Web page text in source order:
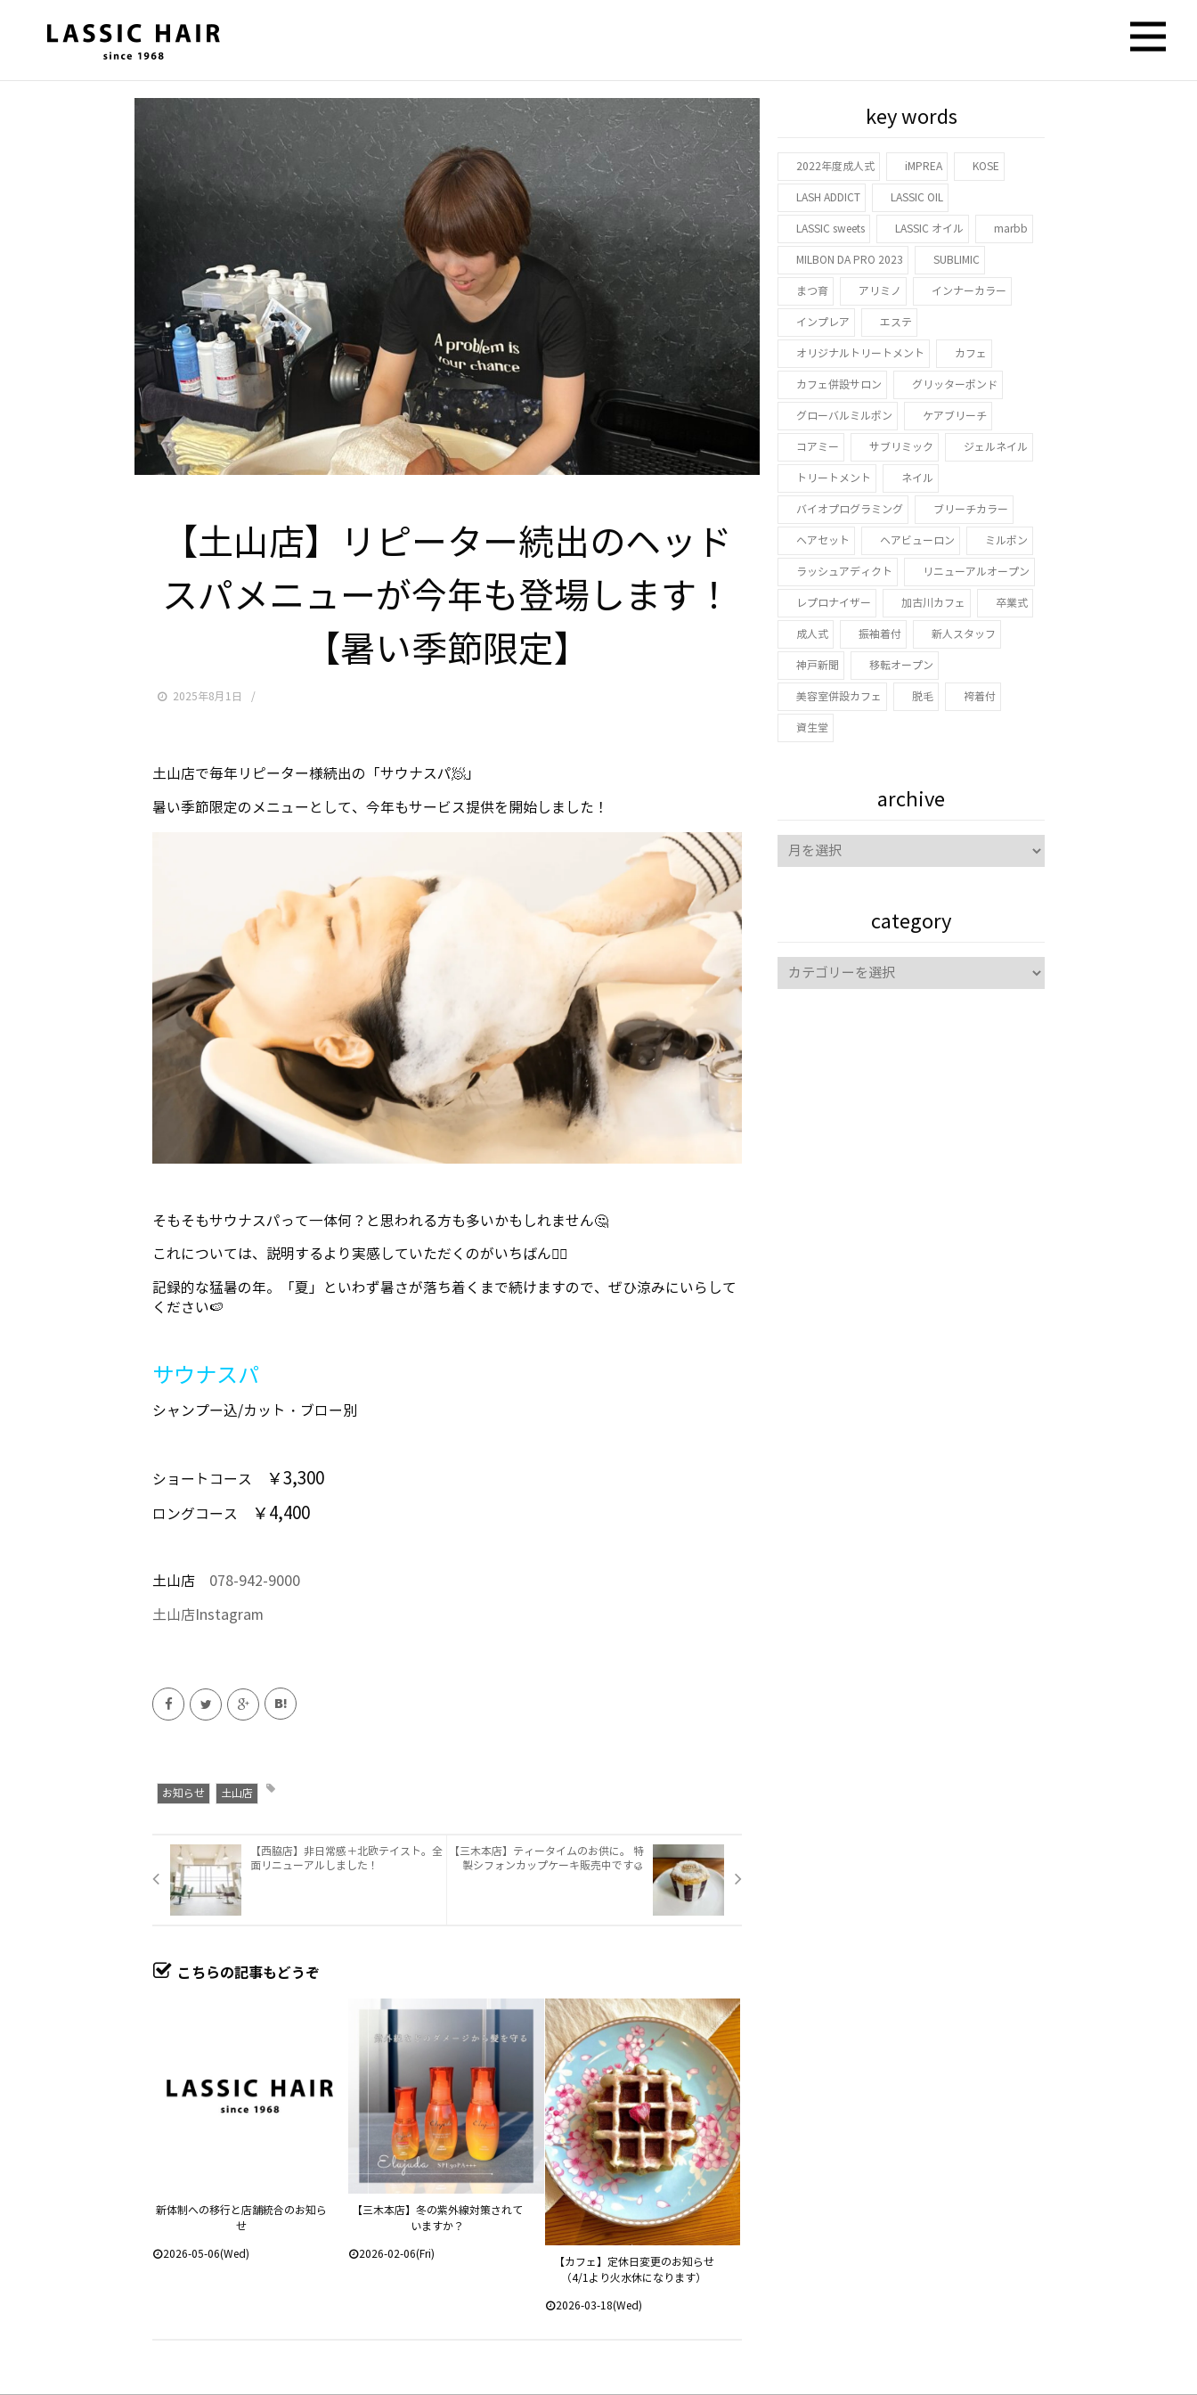
【土山店】リピーター続出のヘッド
スパメニューが今年も登場します！
【暑い季節限定】
2025年8月1日
土山店で毎年リピーター様続出の「サウナスパ🧖」
暑い季節限定のメニューとして、今年もサービス提供を開始しました！
そもそもサウナスパって一体何？と思われる方も多いかもしれません🤔
これについては、説明するより実感していただくのがいちばん🙆‍♀️
記録的な猛暑の年。「夏」といわず暑さが落ち着くまで続けますので、ぜひ涼みにいらして
ください🍉
サウナスパ
シャンプー込/カット・ブロー別
ショートコース ￥3,300
ロングコース ￥4,400
土山店 078-942-9000
土山店Instagram
お知らせ 土山店
【西脇店】非日常感＋北欧テイスト。全
面リニューアルしました！
【三木本店】ティータイムのお供に。 特
製シフォンカップケーキ販売中です🥮
こちらの記事もどうぞ
新体制への移行と店舗統合のお知ら
せ
2026-05-06(Wed)
【三木本店】冬の紫外線対策されて
いますか？
2026-02-06(Fri)
【カフェ】定休日変更のお知らせ
（4/1より火水休になります）
2026-03-18(Wed)
key words
2022年度成人式 iMPREA KOSE
LASH ADDICT LASSIC OIL
LASSIC sweets LASSIC オイル marbb
MILBON DA PRO 2023 SUBLIMIC
まつ育 アリミノ インナーカラー
インプレア エステ
オリジナルトリートメント カフェ
カフェ併設サロン グリッターボンド
グローバルミルボン ケアブリーチ
コアミー サブリミック ジェルネイル
トリートメント ネイル
バイオプログラミング ブリーチカラー
ヘアセット ヘアビューロン ミルボン
ラッシュアディクト リニューアルオープン
レプロナイザー 加古川カフェ 卒業式
成人式 振袖着付 新人スタッフ
神戸新聞 移転オープン
美容室併設カフェ 脱毛 袴着付
資生堂
archive
archive
category
category